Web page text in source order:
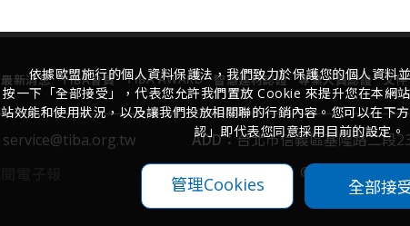
最新消息 TIBA會員 TIBA AWARD 智慧建材認證 專業人員認證 文
service@tiba.org.tw ADD：台北市信義區基隆路二段
©
依據歐盟施行的個人資料保護法，我們致力於保護您的個人資料
按一下「全部接受」，代表您允許我們置放 Cookie 來提升您在本網
站效能和使用狀況，以及讓我們投放相關聯的行銷內容。您可以在下
認」即代表您同意採用目前的設定。
管理Cookies 全部接